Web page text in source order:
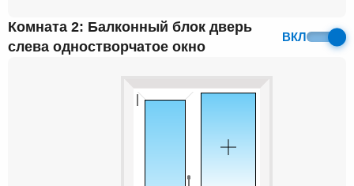
Комната 2: Балконный блок дверь
слева одностворчатое окно
ВКЛ